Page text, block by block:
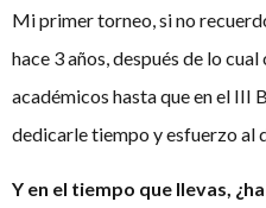
Mi primer torneo, si no
hace 3 años, después de lo
académicos hasta que en el III
dedicarle tiempo y esfuerzo al
Y en el tiempo que llevas,